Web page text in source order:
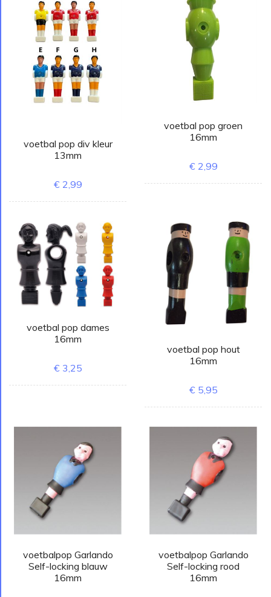
voetbal pop div kleur
13mm
€ 2,99
voetbal pop groen
16mm
€ 2,99
voetbal pop dames
16mm
€ 3,25
voetbal pop hout
16mm
€ 5,95
voetbalpop Garlando
Self-locking blauw
16mm
voetbalpop Garlando
Self-locking rood
16mm